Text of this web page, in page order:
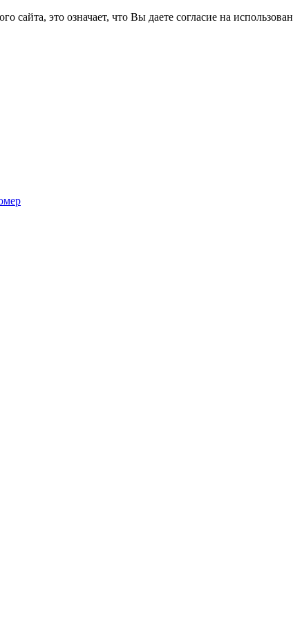
сайта, это означает, что Вы даете согласие на